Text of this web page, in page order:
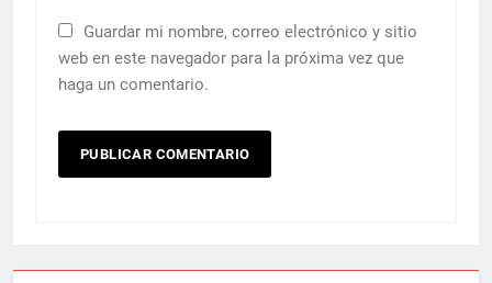
Guardar mi nombre, correo electrónico y sitio
web en este navegador para la próxima vez que
haga un comentario.